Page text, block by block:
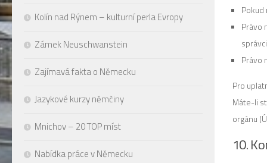
Právo
Právo
Pro
Máte-li
orgánu
10.
Kolín nad Rýnem – kulturní perla Evropy
Zámek Neuschwanstein
Zajímavá fakta o Německu
Jazykové kurzy němčiny
Mnichov – 20 TOP míst
Nabídka práce v Německu